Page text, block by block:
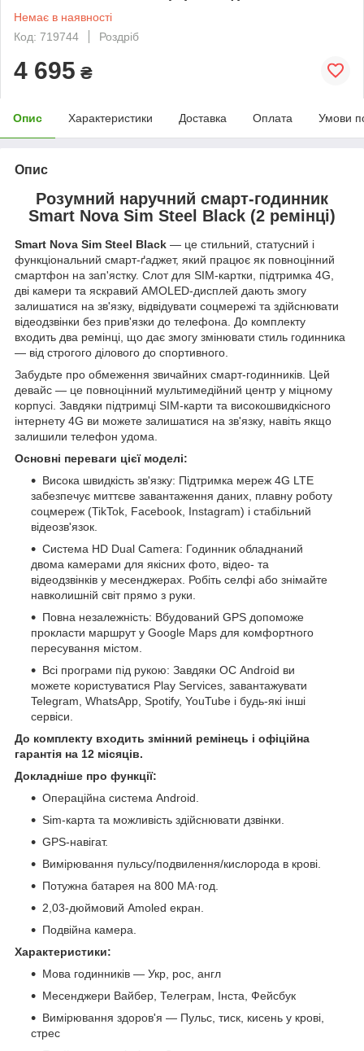
Немає в наявності
Код: 719744
Роздріб
4 695 ₴
Опис Характеристики Доставка Оплата Умови
Опис
Розумний наручний смарт-годинник
Smart Nova Sim Steel Black (2 ремінці)
Smart Nova Sim Steel Black — це стильний, статусний і
функціональний смарт-ґаджет, який працює як повноцінний
смартфон на зап'ястку. Слот для SIM-картки, підтримка 4G,
дві камери та яскравий AMOLED-дисплей дають змогу
залишатися на зв'язку, відвідувати соцмережі та здійснювати
відеодзвінки без прив'язки до телефона. До комплекту
входить два ремінці, що дає змогу змінювати стиль годинника
— від строгого ділового до спортивного.
Забудьте про обмеження звичайних смарт-годинників. Цей
девайс — це повноцінний мультимедійний центр у міцному
корпусі. Завдяки підтримці SIM-карти та високошвидкісного
інтернету 4G ви можете залишатися на зв'язку, навіть якщо
залишили телефон удома.
Основні переваги цієї моделі:
Висока швидкість зв'язку: Підтримка мереж 4G LTE
забезпечує миттєве завантаження даних, плавну роботу
соцмереж (TikTok, Facebook, Instagram) і стабільний
відеозв'язок.
Система HD Dual Camera: Годинник обладнаний
двома камерами для якісних фото, відео- та
відеодзвінків у месенджерах. Робіть селфі або знімайте
навколишній світ прямо з руки.
Повна незалежність: Вбудований GPS допоможе
прокласти маршрут у Google Maps для комфортного
пересування містом.
Всі програми під рукою: Завдяки ОС Android ви
можете користуватися Play Services, завантажувати
Telegram, WhatsApp, Spotify, YouTube і будь-які інші
сервіси.
До комплекту входить змінний ремінець і офіційна
гарантія на 12 місяців.
Докладніше про функції:
Операційна система Android.
Sim-карта та можливість здійснювати дзвінки.
GPS-навігат.
Вимірювання пульсу/подвилення/кислорода в крові.
Потужна батарея на 800 МА·год.
2,03-дюймовий Amoled екран.
Подвійна камера.
Характеристики:
Мова годинників — Укр, рос, англ
Месенджери Вайбер, Телеграм, Інста, Фейсбук
Вимірювання здоров'я — Пульс, тиск, кисень у крові,
стрес